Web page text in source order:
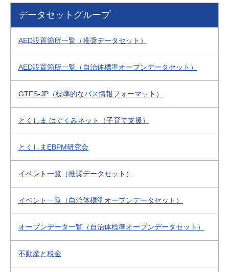
データセットグループ
AED設置箇所一覧（推奨データセット）
AED設置箇所一覧（自治体標準オープンデータセット）
GTFS-JP（標準的なバス情報フォーマット）
とくしま はぐくみネット（子育て支援）
とくしまEBPM研究会
イベント一覧（推奨データセット）
イベント一覧（自治体標準オープンデータセット）
オープンデータ一覧（自治体標準オープンデータセット）
不動産と税金